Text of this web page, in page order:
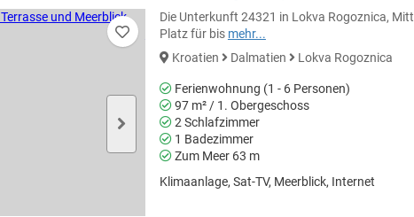
Die Unterkunft 24321 in Lokva Rogoznica,
Platz für bis mehr...
Kroatien
Dalmatien Lokva Rogoznica
Ferienwohnung (1 - 6 Personen)
97 m² / 1. Obergeschoss
2 Schlafzimmer
1 Badezimmer
Zum Meer 63 m
Klimaanlage, Sat-TV, Meerblick, Internet